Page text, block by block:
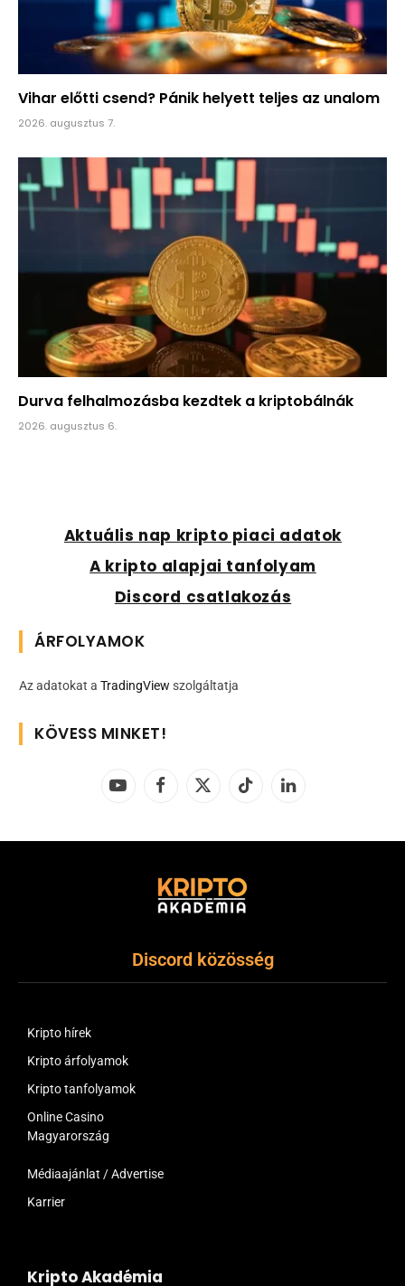
Vihar előtti csend? Pánik helyett teljes az unalom
2026. augusztus 7.
Durva felhalmozásba kezdtek a kriptobálnák
2026. augusztus 6.
Aktuális nap kripto piaci adatok
A kripto alapjai tanfolyam
Discord csatlakozás
ÁRFOLYAMOK
Az adatokat a TradingView szolgáltatja
KÖVESS MINKET!
YouTubeFacebook
X
TikTok LinkedIn
Discord közösség
Kripto hírek
Kripto árfolyamok
Kripto tanfolyamok
Online Casino
Magyarország
Médiaajánlat / Advertise
Karrier
Kripto Akadémia